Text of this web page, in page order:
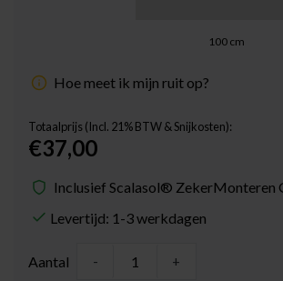
100 cm
Hoe meet ik mijn ruit op?
Totaalprijs (Incl. 21% BTW & Snijkosten):
€37,00
Inclusief Scalasol® ZekerMonteren
Levertijd: 1-3 werkdagen
Aantal - +